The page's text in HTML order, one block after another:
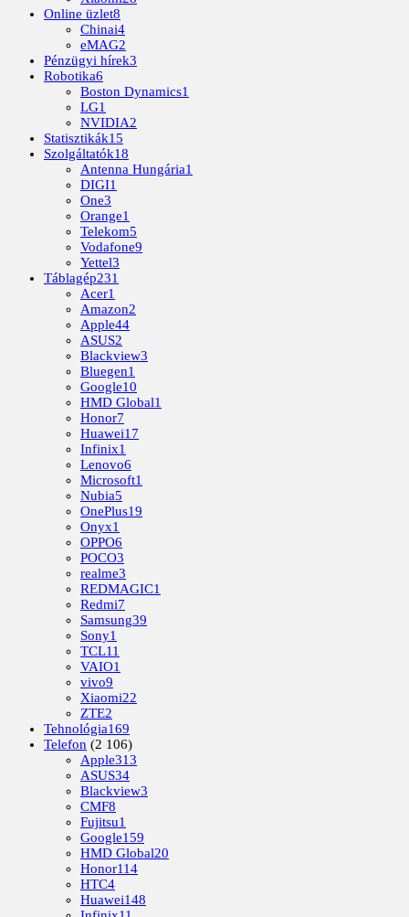
Online üzlet8
Chinai4
eMAG2
Pénzügyi hírek3
Robotika6
Boston Dynamics1
LG1
NVIDIA2
Statisztikák15
Szolgáltatók18
Antenna Hungária1
DIGI1
One3
Orange1
Telekom5
Vodafone9
Yettel3
Táblagép231
Acer1
Amazon2
Apple44
ASUS2
Blackview3
Bluegen1
Google10
HMD Global1
Honor7
Huawei17
Infinix1
Lenovo6
Microsoft1
Nubia5
OnePlus19
Onyx1
OPPO6
POCO3
realme3
REDMAGIC1
Redmi7
Samsung39
Sony1
TCL11
VAIO1
vivo9
Xiaomi22
ZTE2
Tehnológia169
Telefon (2 106)
Apple313
ASUS34
Blackview3
CMF8
Fujitsu1
Google159
HMD Global20
Honor114
HTC4
Huawei148